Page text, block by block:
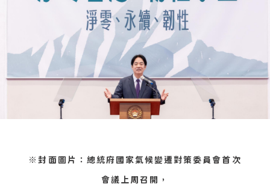
※封面圖片：總統府國家氣候變遷對策委員會首次
會議上周召開，